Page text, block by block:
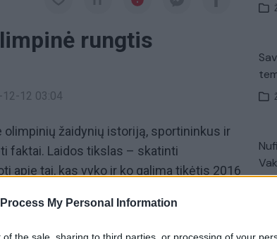
My Personal Information
rungtis
12-12 03:04
olimpinių žaidynių istoriją, sportininkus ir
faktai. Laidos tikslas – skatinti
apie tai, kas vyko ir ko galima tikėtis 2016
Kono Ar žinai kad
V.